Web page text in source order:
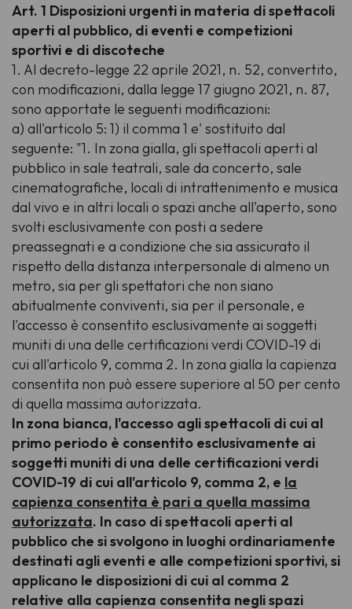
Art. 1 Disposizioni urgenti in materia di spettacoli
aperti al pubblico, di eventi e competizioni
sportivi e di discoteche
1. Al decreto-legge 22 aprile 2021, n. 52, convertito,
con modificazioni, dalla legge 17 giugno 2021, n. 87,
sono apportate le seguenti modificazioni:
a) all'articolo 5: 1) il comma 1 e' sostituito dal
seguente: "1. In zona gialla, gli spettacoli aperti al
pubblico in sale teatrali, sale da concerto, sale
cinematografiche, locali di intrattenimento e musica
dal vivo e in altri locali o spazi anche all'aperto, sono
svolti esclusivamente con posti a sedere
preassegnati e a condizione che sia assicurato il
rispetto della distanza interpersonale di almeno un
metro, sia per gli spettatori che non siano
abitualmente conviventi, sia per il personale, e
l'accesso è consentito esclusivamente ai soggetti
muniti di una delle certificazioni verdi COVID-19 di
cui all'articolo 9, comma 2. In zona gialla la capienza
consentita non può essere superiore al 50 per cento
di quella massima autorizzata.
In zona bianca, l'accesso agli spettacoli di cui al
primo periodo è consentito esclusivamente ai
soggetti muniti di una delle certificazioni verdi
COVID-19 di cui all'articolo 9, comma 2, e la
capienza consentita è pari a quella massima
autorizzata. In caso di spettacoli aperti al
pubblico che si svolgono in luoghi ordinariamente
destinati agli eventi e alle competizioni sportivi, si
applicano le disposizioni di cui al comma 2
relative alla capienza consentita negli spazi